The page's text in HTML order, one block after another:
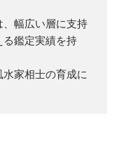
幅広い層に支持
る鑑定実績を持
家相士の育成に